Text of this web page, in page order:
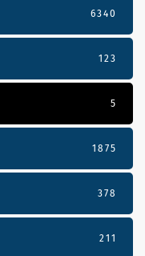
6340
123
5
1875
378
211